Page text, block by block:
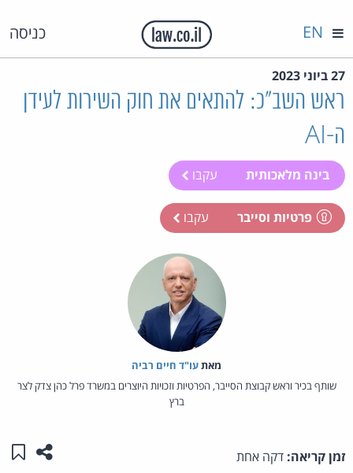
כניסה EN
27 ביוני 2023
ראש השב"כ: להתאים את חוק השירות לעידן
ה-AI
בינה מלאכותית עקבו
פרטיות וסייבר עקבו
מאת‏עו"ד חיים רביה
שותף בכיר וראש קבוצת הסייבר, הפרטיות וזכויות היוצרים במשרד פרל כהן צדק לצר
ברץ
זמן קריאה: דקה אחת שתפו